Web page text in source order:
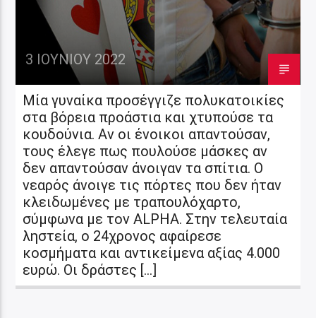
3 ΙΟΥΝΊΟΥ 2022
Μία γυναίκα προσέγγιζε πολυκατοικίες
στα βόρεια προάστια και χτυπούσε τα
κουδούνια. Αν οι ένοικοι απαντούσαν,
τους έλεγε πως πουλούσε μάσκες αν
δεν απαντούσαν άνοιγαν τα σπίτια. Ο
νεαρός άνοιγε τις πόρτες που δεν ήταν
κλειδωμένες με τραπουλόχαρτο,
σύμφωνα με τον ALPHA. Στην τελευταία
ληστεία, ο 24χρονος αφαίρεσε
κοσμήματα και αντικείμενα αξίας 4.000
ευρώ. Οι δράστες […]